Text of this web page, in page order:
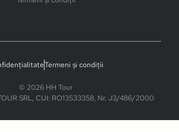
SRL, CUI: RO13533358, Nr. J3/486/2000
© 2026 HH Tour
Termeni și condiții